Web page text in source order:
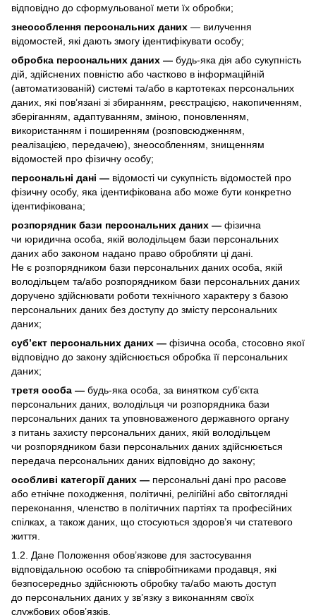
відповідно до сформульованої мети їх обробки;
знеособлення персональних даних — вилучення
відомостей, які дають змогу ідентифікувати особу;
обробка персональних даних — будь-яка дія або сукупність
дій, здійснених повністю або частково в інформаційній
(автоматизованій) системі та/або в картотеках персональних
даних, які пов’язані зі збиранням, реєстрацією, накопиченням,
зберіганням, адаптуванням, зміною, поновленням,
використанням і поширенням (розповсюдженням,
реалізацією, передачею), знеособленням, знищенням
відомостей про фізичну особу;
персональні дані — відомості чи сукупність відомостей про
фізичну особу, яка ідентифікована або може бути конкретно
ідентифікована;
розпорядник бази персональних даних — фізична
чи юридична особа, якій володільцем бази персональних
даних або законом надано право обробляти ці дані.
Не є розпорядником бази персональних даних особа, якій
володільцем та/або розпорядником бази персональних даних
доручено здійснювати роботи технічного характеру з базою
персональних даних без доступу до змісту персональних
даних;
суб’єкт персональних даних — фізична особа, стосовно якої
відповідно до закону здійснюється обробка її персональних
даних;
третя особа — будь-яка особа, за винятком суб’єкта
персональних даних, володільця чи розпорядника бази
персональних даних та уповноваженого державного органу
з питань захисту персональних даних, якій володільцем
чи розпорядником бази персональних даних здійснюється
передача персональних даних відповідно до закону;
особливі категорії даних — персональні дані про расове
або етнічне походження, політичні, релігійні або світоглядні
переконання, членство в політичних партіях та професійних
спілках, а також даних, що стосуються здоров’я чи статевого
життя.
1.2. Дане Положення обов’язкове для застосування
відповідальною особою та співробітниками продавця, які
безпосередньо здійснюють обробку та/або мають доступ
до персональних даних у зв’язку з виконанням своїх
службових обов’язків.